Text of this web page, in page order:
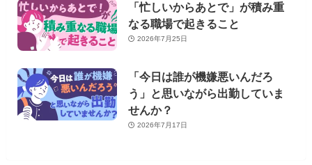
「忙しいからあとで」が積み重
なる職場で起きること
2026年7月25日
「今日は誰が機嫌悪いんだろ
う」と思いながら出勤していま
せんか？
2026年7月17日